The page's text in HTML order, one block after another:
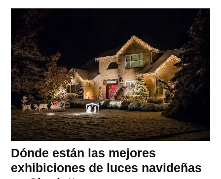
Dónde están las mejores
exhibiciones de luces navideñas